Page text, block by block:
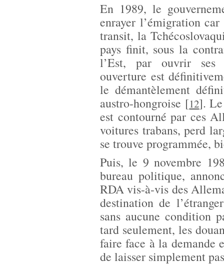
En 1989, le
enrayer l’émigration
transit, la
pays finit, sous la
l’Est, par ouvrir ses
ouverture est
le démantèlement
austro-hongroise [12].
est contourné par ces
voitures trabans, perd
se trouve programmée,
Puis, le 9 novembre
bureau politique,
RDA vis-à-vis des
destination de
sans aucune condition
tard seulement, les
faire face à la demande
de laisser simplement